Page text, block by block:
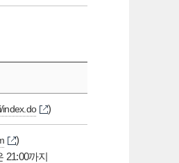
index.do )
)
21:00까지